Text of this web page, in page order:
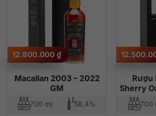
Macallan 2003 – 2022
GM
12.800.000 ₫
700 ml 58,4%
Rượu
Sherry
700